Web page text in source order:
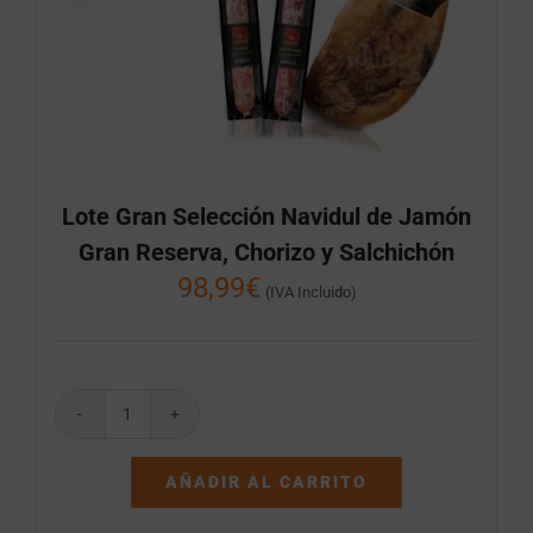
Lote Gran Selección Navidul de Jamón
Gran Reserva, Chorizo y Salchichón
98,99€ (IVA Incluido)
Lote
Selección
Navidul
AÑADIR AL CARRITO